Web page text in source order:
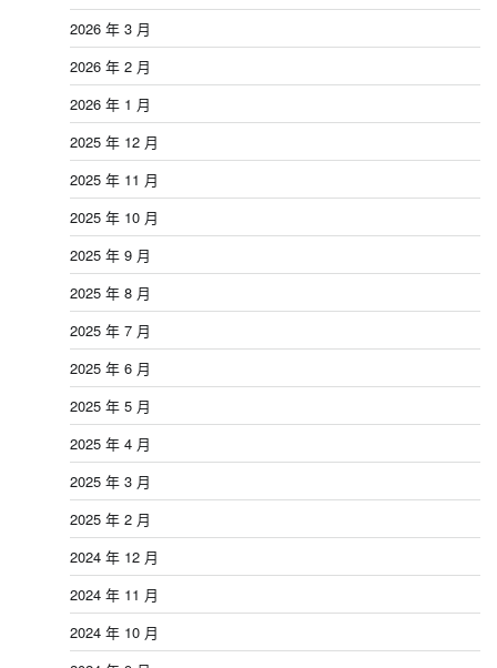
2026 年 3 月
2026 年 2 月
2026 年 1 月
2025 年 12 月
2025 年 11 月
2025 年 10 月
2025 年 9 月
2025 年 8 月
2025 年 7 月
2025 年 6 月
2025 年 5 月
2025 年 4 月
2025 年 3 月
2025 年 2 月
2024 年 12 月
2024 年 11 月
2024 年 10 月